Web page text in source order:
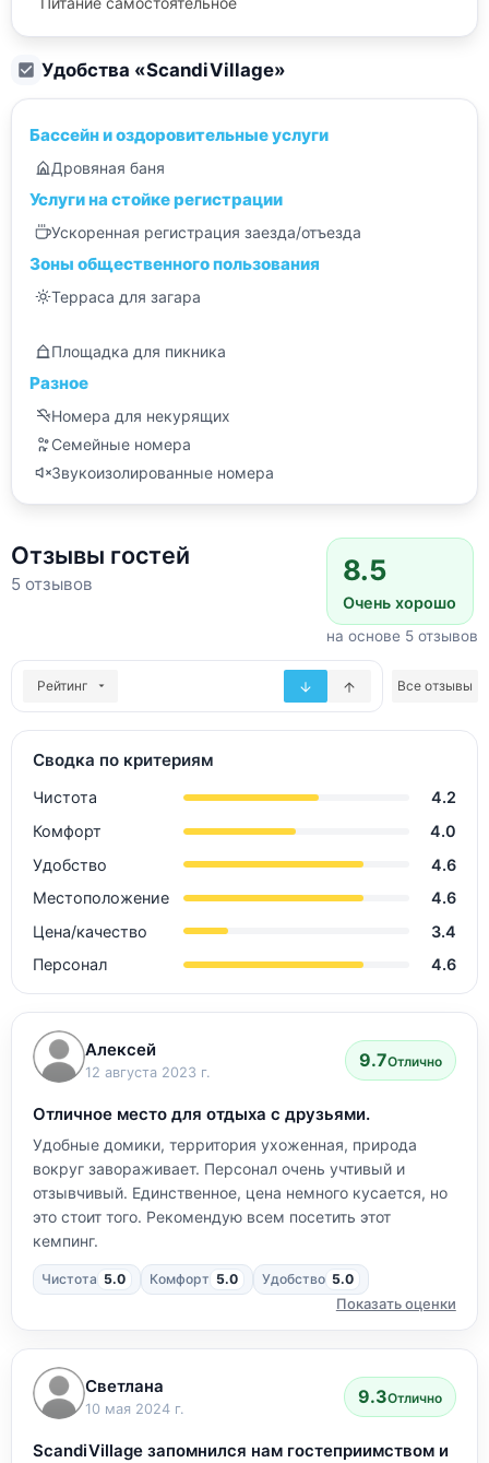
Удобства «ScandiVillage»
Бассейн и оздоровительные услуги
Дровяная баня
Услуги на стойке регистрации
Ускоренная регистрация заезда/отъезда
Зоны общественного пользования
Терраса для загара
Площадка для пикника
Разное
Номера для некурящих
Семейные номера
Звукоизолированные номера
Отзывы гостей
5 отзывов 8.5
Очень хорошо
на основе 5 отзывов
Рейтинг Все отзывы
Сводка по критериям
Чистота
4.2
Комфорт
4.0
Удобство
4.6
Местоположение
4.6
Цена/качество
3.4
Персонал
4.6
Алексей
12 августа 2023 г.
9.7Отлично
Отличное место для отдыха с друзьями.
Удобные домики, территория ухоженная, природа
вокруг завораживает. Персонал очень учтивый и
отзывчивый. Единственное, цена немного кусается, но
это стоит того. Рекомендую всем посетить этот
кемпинг.
Чистота 5.0 Комфорт 5.0 Удобство 5.0
Показать оценки
Светлана
10 мая 2024 г.
9.3Отлично
ScandiVillage запомнился нам гостеприимством и